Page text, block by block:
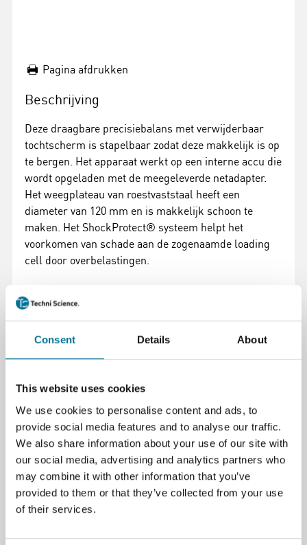
Consent Details About
This website uses cookies
We use cookies to personalise content and ads, to
provide social media features and to analyse our traffic.
We also share information about your use of our site with
our social media, advertising and analytics partners who
may combine it with other information that you’ve
provided to them or that they’ve collected from your use
of their services.
Pagina afdrukken
Beschrijving
Deze draagbare precisiebalans met verwijderbaar
tochtscherm is stapelbaar zodat deze makkelijk is op
te bergen. Het apparaat werkt op een interne accu die
wordt opgeladen met de meegeleverde netadapter.
Het weegplateau van roestvaststaal heeft een
diameter van 120 mm en is makkelijk schoon te
maken. Het ShockProtect® systeem helpt het
voorkomen van schade aan de zogenaamde loading
cell door overbelastingen.
Specificaties:
Adam HCB 1002
Capaciteit 1000 g
Afleesbaarheid 0,01 g
LCD display met 18 mm hoge cijfers
Afmeting tochtscherm Ø 132 x 90 mm
Afmetingen 174 x 252 x 80 mm
Specificaties
Merk Adam